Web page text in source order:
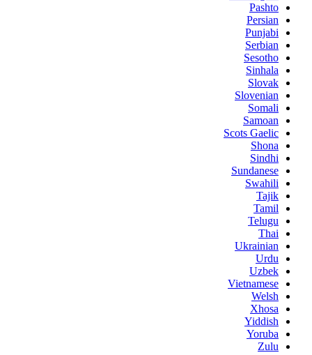
Pashto
Persian
Punjabi
Serbian
Sesotho
Sinhala
Slovak
Slovenian
Somali
Samoan
Scots Gaelic
Shona
Sindhi
Sundanese
Swahili
Tajik
Tamil
Telugu
Thai
Ukrainian
Urdu
Uzbek
Vietnamese
Welsh
Xhosa
Yiddish
Yoruba
Zulu